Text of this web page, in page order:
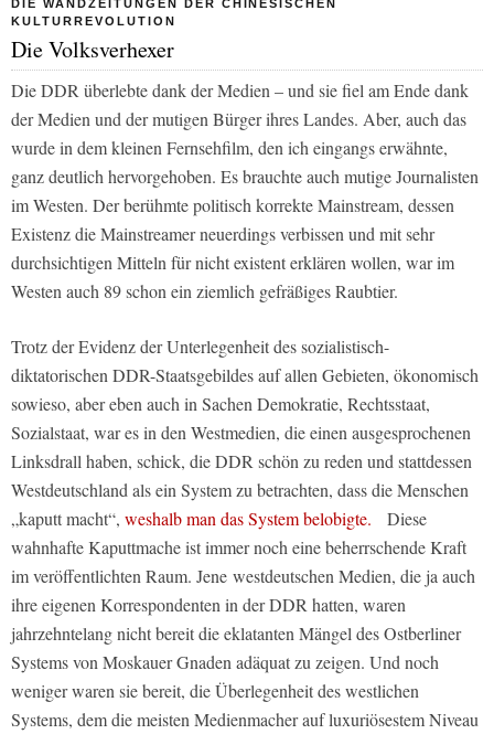
DIE WANDZEITUNGEN DER CHINESISCHEN
KULTURREVOLUTION
Die Volksverhexer
Die DDR überlebte dank der Medien – und sie fiel am Ende dank
der Medien und der mutigen Bürger ihres Landes. Aber, auch das
wurde in dem kleinen Fernsehfilm, den ich eingangs erwähnte,
ganz deutlich hervorgehoben. Es brauchte auch mutige Journalisten
im Westen. Der berühmte politisch korrekte Mainstream, dessen
Existenz die Mainstreamer neuerdings verbissen und mit sehr
durchsichtigen Mitteln für nicht existent erklären wollen, war im
Westen auch 89 schon ein ziemlich gefräßiges Raubtier.
Trotz der Evidenz der Unterlegenheit des sozialistisch-
diktatorischen DDR-Staatsgebildes auf allen Gebieten, ökonomisch
sowieso, aber eben auch in Sachen Demokratie, Rechtsstaat,
Sozialstaat, war es in den Westmedien, die einen ausgesprochenen
Linksdrall haben, schick, die DDR schön zu reden und stattdessen
Westdeutschland als ein System zu betrachten, dass die Menschen
„kaputt macht“, weshalb man das System belobigte.
Diese
wahnhafte Kaputtmache ist immer noch eine beherrschende Kraft
im veröffentlichten Raum. Jene westdeutschen Medien, die ja auch
ihre eigenen Korrespondenten in der DDR hatten, waren
jahrzehntelang nicht bereit die eklatanten Mängel des Ostberliner
Systems von Moskauer Gnaden adäquat zu zeigen. Und noch
weniger waren sie bereit, die Überlegenheit des westlichen
Systems, dem die meisten Medienmacher auf luxuriösestem Niveau